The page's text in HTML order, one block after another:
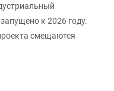
к 2026 году.
смещаются